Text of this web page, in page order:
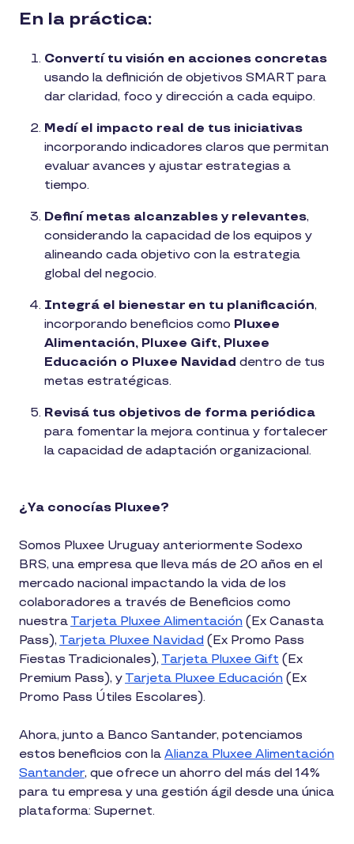
En la práctica:
Convertí tu visión en acciones concretas
usando la definición de objetivos SMART para
dar claridad, foco y dirección a cada equipo.
Medí el impacto real de tus iniciativas
incorporando indicadores claros que permitan
evaluar avances y ajustar estrategias a
tiempo.
Definí metas alcanzables y relevantes,
considerando la capacidad de los equipos y
alineando cada objetivo con la estrategia
global del negocio.
Integrá el bienestar en tu planificación,
incorporando beneficios como Pluxee
Alimentación, Pluxee Gift, Pluxee
Educación o Pluxee Navidad dentro de tus
metas estratégicas.
Revisá tus objetivos de forma periódica
para fomentar la mejora continua y fortalecer
la capacidad de adaptación organizacional.
¿Ya conocías Pluxee?
Somos Pluxee Uruguay anteriormente Sodexo
BRS, una empresa que lleva más de 20 años en el
mercado nacional impactando la vida de los
colaboradores a través de Beneficios como
nuestra Tarjeta Pluxee Alimentación (Ex Canasta
Pass), Tarjeta Pluxee Navidad (Ex Promo Pass
Fiestas Tradicionales), Tarjeta Pluxee Gift (Ex
Premium Pass), y Tarjeta Pluxee Educación (Ex
Promo Pass Útiles Escolares).
Ahora, junto a Banco Santander, potenciamos
estos beneficios con la Alianza Pluxee Alimentación
Santander, que ofrece un ahorro del más del 14%
para tu empresa y una gestión ágil desde una única
plataforma: Supernet.